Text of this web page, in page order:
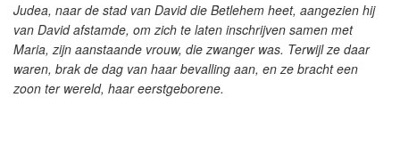
Judea, naar de stad van David die Betlehem heet, aangezien hij
van David afstamde, om zich te laten inschrijven samen met
Maria, zijn aanstaande vrouw, die zwanger was. Terwijl ze daar
waren, brak de dag van haar bevalling aan, en ze bracht een
zoon ter wereld, haar eerstgeborene.